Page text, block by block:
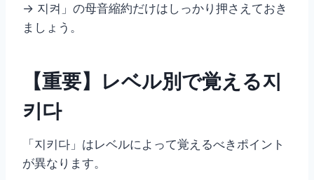
→ 지켜」の母音縮約だけはしっかり押さえておき
ましょう。
【重要】レベル別で覚える지
키다
「지키다」はレベルによって覚えるべきポイント
が異なります。